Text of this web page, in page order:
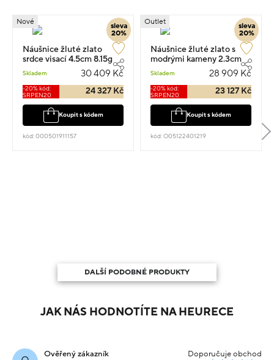
sleva
20%
Nové
Náušnice žluté zlato
srdce visací 4.5cm 8.15g
Skladem 30 409 Kč
-20% kód:
SRPEN20
24 327 Kč
Koupit s kódem
kód: 000501911157
sleva
20%
Outlet
Náušnice žluté zlato s
modrými kameny 2.3cm
Skladem 28 909 Kč
-20% kód:
SRPEN20
23 127 Kč
Koupit s kódem
kód: O05122401219
DALŠÍ PODOBNÉ PRODUKTY
JAK NÁS HODNOTÍTE NA HEURECE
Ověřený zákazník
Doporučuje obchod